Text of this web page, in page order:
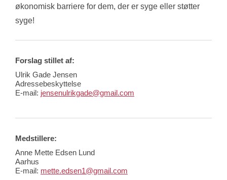
økonomisk barriere for dem, der er syge eller støtter
syge!
Forslag stillet af:
Ulrik Gade Jensen
Adressebeskyttelse
E-mail: jensenulrikgade@gmail.com
Medstillere:
Anne Mette Edsen Lund
Aarhus
E-mail: mette.edsen1@gmail.com